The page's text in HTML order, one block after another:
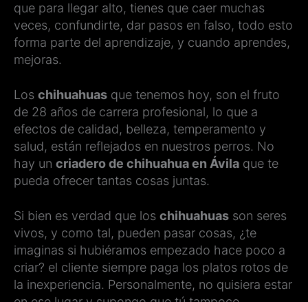
que para llegar alto, tienes que caer muchas
veces, confundirte, dar pasos en falso, todo esto
forma parte del aprendizaje, y cuando aprendes,
mejoras.
Los chihuahuas que tenemos hoy, son el fruto
de 28 años de carrera profesional, lo que a
efectos de calidad, belleza, temperamento y
salud, están reflejados en nuestros perros. No
hay un criadero de chihuahua en Ávila que te
pueda ofrecer tantas cosas juntas.
Si bien es verdad que los chihuahuas son seres
vivos, y como tal, pueden pasar cosas, ¿te
imaginas si hubiéramos empezado hace poco a
criar? el cliente siempre paga los platos rotos de
la inexperiencia. Personalmente, no quisiera estar